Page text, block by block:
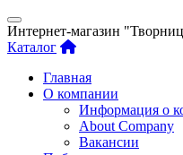
Интернет-магазин
Каталог
Главная
О компании
Информация о
About Company
Вакансии